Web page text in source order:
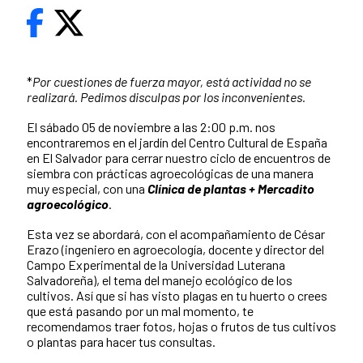
*Por cuestiones de fuerza mayor, está actividad no se
realizará. Pedimos disculpas por los inconvenientes.
El sábado 05 de noviembre a las 2:00 p.m. nos
encontraremos en el jardín del Centro Cultural de España
en El Salvador para cerrar nuestro ciclo de encuentros de
siembra con prácticas agroecológicas de una manera
muy especial, con una Clínica de plantas + Mercadito
agroecológico.
Esta vez se abordará, con el acompañamiento de César
Erazo (ingeniero en agroecología, docente y director del
Campo Experimental de la Universidad Luterana
Salvadoreña), el tema del manejo ecológico de los
cultivos. Así que si has visto plagas en tu huerto o crees
que está pasando por un mal momento, te
recomendamos traer fotos, hojas o frutos de tus cultivos
o plantas para hacer tus consultas.